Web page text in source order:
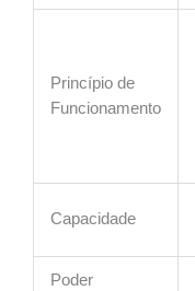
Princípio de
Funcionamento
Capacidade
Poder